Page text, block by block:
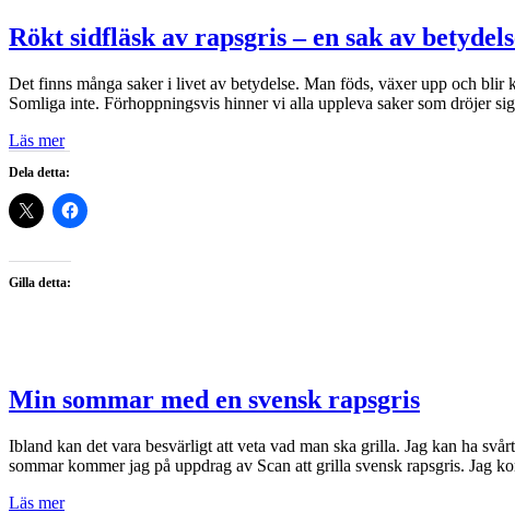
Rökt sidfläsk av rapsgris – en sak av
Det finns många saker i livet av betydelse. Man föds, växer upp och
Somliga inte. Förhoppningsvis hinner vi alla uppleva saker som dröjer
Läs mer
Dela detta:
Gilla detta:
Min sommar med en svensk rapsgris
Ibland kan det vara besvärligt att veta vad man ska grilla. Jag kan ha
sommar kommer jag på uppdrag av Scan att grilla svensk rapsgris. Jag
Läs mer